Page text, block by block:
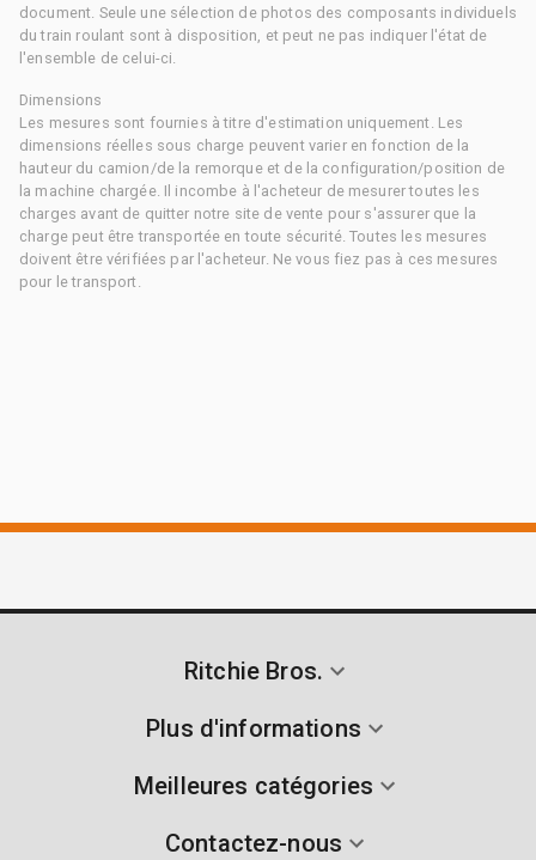
document. Seule une sélection de photos des composants individuels
du train roulant sont à disposition, et peut ne pas indiquer l'état de
l'ensemble de celui-ci.
Dimensions
Les mesures sont fournies à titre d'estimation uniquement. Les
dimensions réelles sous charge peuvent varier en fonction de la
hauteur du camion/de la remorque et de la configuration/position de
la machine chargée. Il incombe à l'acheteur de mesurer toutes les
charges avant de quitter notre site de vente pour s'assurer que la
charge peut être transportée en toute sécurité. Toutes les mesures
doivent être vérifiées par l'acheteur. Ne vous fiez pas à ces mesures
pour le transport.
Ritchie Bros.
Plus d'informations
Meilleures catégories
Contactez-nous